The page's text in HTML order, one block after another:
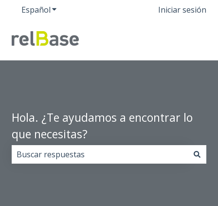
EspañolTraducciones de Mostrar submenú de
Iniciar sesión
Hola. ¿Te ayudamos a encontrar lo
que necesitas?